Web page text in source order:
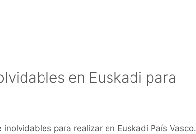
en Euskadi para
para realizar en Euskadi País Vasco.